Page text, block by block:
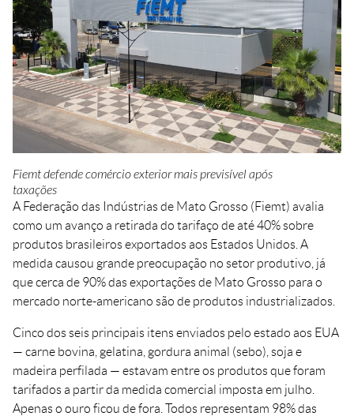
Agenda
Trabalhe Conosco
Portal do Fornecedor
Ouvidoria FIEMT
Certidões
Privacidade e Proteção
de Dados
Balanços Financeiros
Downloads
Fiemt defende comércio exterior mais previsível após
taxações
A Federação das Indústrias de Mato Grosso (Fiemt) avalia
como um avanço a retirada do tarifaço de até 40% sobre
produtos brasileiros exportados aos Estados Unidos. A
medida causou grande preocupação no setor produtivo, já
que cerca de 90% das exportações de Mato Grosso para o
mercado norte-americano são de produtos industrializados.
Cinco dos seis principais itens enviados pelo estado aos EUA
— carne bovina, gelatina, gordura animal (sebo), soja e
madeira perfilada — estavam entre os produtos que foram
tarifados a partir da medida comercial imposta em julho.
Apenas o ouro ficou de fora. Todos representam 98% das